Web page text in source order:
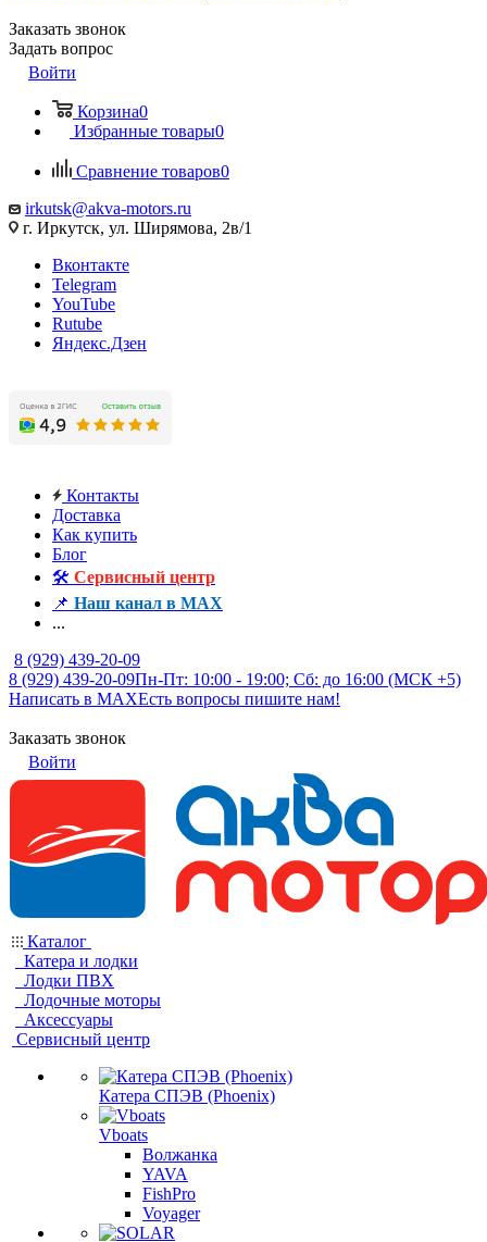
Заказать звонок
Задать вопрос
Войти
Корзина0
Избранные товары0
Сравнение товаров0
irkutsk@akva-motors.ru
г. Иркутск, ул. Ширямова, 2в/1
Вконтакте
Telegram
YouTube
Rutube
Яндекс.Дзен
Контакты
Доставка
Как купить
Блог
🛠️ Сервисный центр
📌 Наш канал в MAX
...
8 (929) 439-20-09
8 (929) 439-20-09Пн-Пт: 10:00 - 19:00; Сб: до 16:00 (МСК +5)
Написать в MAXЕсть вопросы пишите нам!
Заказать звонок
Войти
Каталог
Катера и лодки
Лодки ПВХ
Лодочные моторы
Аксессуары
Сервисный центр
Катера СПЭВ (Phoenix)
Vboats
Волжанка
YAVA
FishPro
Voyager